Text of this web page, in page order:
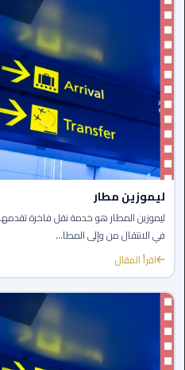
الخط
الساخن
ليموزين
مصر
خدمة
VIP
ايجار
ليموزين مطار
ليموزين المطار هو خدمة نقل فاخرة
في الانتقال من وإلى المطا...
اقرأ المقال